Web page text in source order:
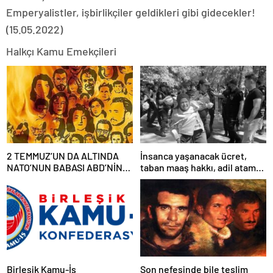
Emperyalistler, işbirlikçiler geldikleri gibi gidecekler!
(15.05.2022)
Halkçı Kamu Emekçileri
2 TEMMUZ’UN DA ALTINDA
NATO’NUN BABASI ABD’NİN
İnsanca yaşanacak ücret,
taban maaş hakkı, adil atama
sistemi, laik, bilimsel,
demokratik, parasız bir eğitim
sistemi sağlanana dek
mücadelemizi sürdüreceğiz.
Birleşik Kamu-İş Son nefesinde bile teslim